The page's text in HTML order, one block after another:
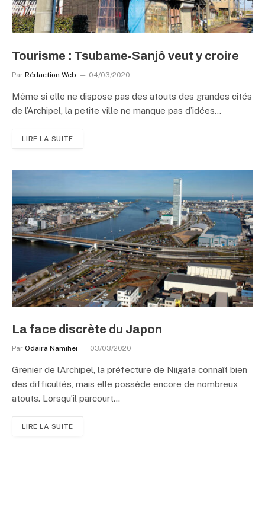
Tourisme : Tsubame-Sanjô veut y croire
Par Rédaction Web 04/03/2020
Même si elle ne dispose pas des atouts des grandes cités
de l’Archipel, la petite ville ne manque pas d’idées…
LIRE LA SUITE
La face discrète du Japon
Par Odaira Namihei 03/03/2020
Grenier de l’Archipel, la préfecture de Niigata connaît bien
des difficultés, mais elle possède encore de nombreux
atouts. Lorsqu’il parcourt…
LIRE LA SUITE